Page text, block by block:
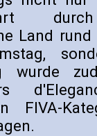
Land
wurde
FIVA-